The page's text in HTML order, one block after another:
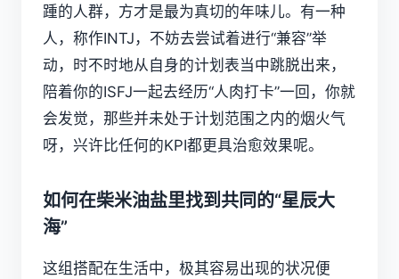
踵的人群，方才是最为真切的年味儿。有一种
人，称作INTJ，不妨去尝试着进行“兼容”举
动，时不时地从自身的计划表当中跳脱出来，
陪着你的ISFJ一起去经历“人肉打卡”一回，你就
会发觉，那些并未处于计划范围之内的烟火气
呀，兴许比任何的KPI都更具治愈效果呢。
如何在柴米油盐里找到共同的“星辰大
海”
这组搭配在生活中，极其容易出现的状况便